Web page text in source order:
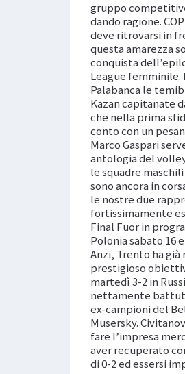
gruppo
dando ragione.
deve ritrovarsi in
questa amarezza
conquista
League femminile.
Palabanca le
Kazan capitanate
che nella prima
conto con un
Marco Gaspari
antologia del
le squadre
sono ancora in
le nostre due
fortissimamente
Final Fuor in
Polonia sabato 16
Anzi, Trento ha
prestigioso
martedì 3-2 in
nettamente
ex-campioni del
Musersky.
fare l’impresa
aver recuperato
di 0-2 ed essersi